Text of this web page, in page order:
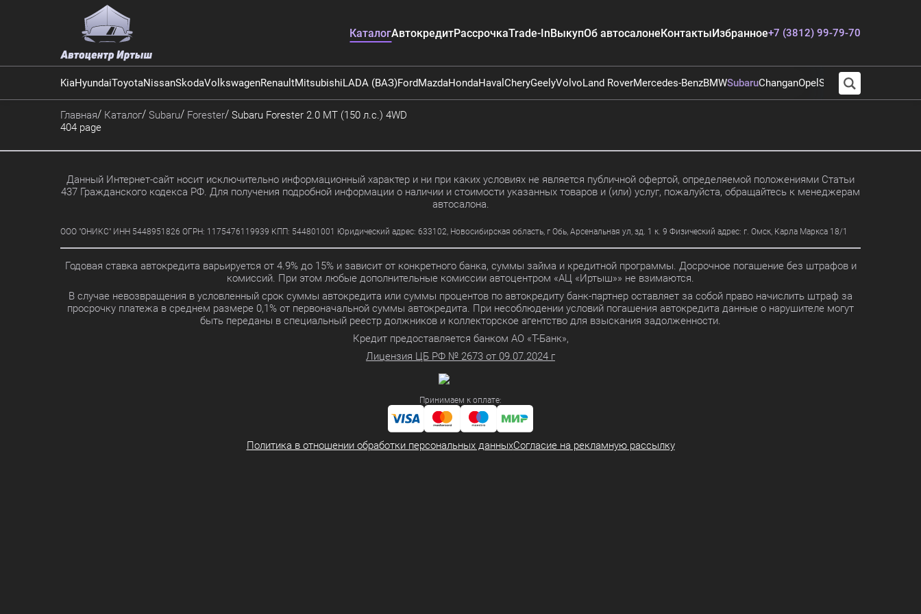
КаталогАвтокредитРассрочкаTrade-InВыкупОб автосалонеКонтактыИзбранное+7 (3812) 99-79-70
KiaHyundaiToyotaNissanSkodaVolkswagenRenaultMitsubishiLADA (ВАЗ)FordMazdaHondaHaval CheryGeelyVolvoLand RoverMercedes-BenzBMWSubaruChanganOpel SuzukiAudi
Главная Каталог Subaru Forester Subaru Forester 2.0 MT (150 л.с.) 4WD
404 page
Данный Интернет-сайт носит исключительно информационный характер и ни при каких условиях не является публичной офертой, определяемой положениями Статьи
437 Гражданского кодекса РФ. Для получения подробной информации о наличии и стоимости указанных товаров и (или) услуг, пожалуйста, обращайтесь к менеджерам
автосалона.
ООО "ОНИКС" ИНН 5448951826 ОГРН: 1175476119939 КПП: 544801001 Юридический адрес: 633102, Новосибирская область, г Обь, Арсенальная ул, зд. 1 к. 9 Физический адрес: г. Омск, Карла Маркса 18/1
Годовая ставка автокредита варьируется от 4.9% до 15% и зависит от конкретного банка, суммы займа и кредитной программы. Досрочное погашение без штрафов и
комиссий. При этом любые дополнительные комиссии автоцентром «АЦ «Иртыш»» не взимаются.
В случае невозвращения в условленный срок суммы автокредита или суммы процентов по автокредиту банк-партнер оставляет за собой право начислить штраф за
просрочку платежа в среднем размере 0,1% от первоначальной суммы автокредита. При несоблюдении условий погашения автокредита данные о нарушителе могут
быть переданы в специальный реестр должников и коллекторское агентство для взыскания задолженности.
Кредит предоставляется банком АО «Т-Банк»,
Лицензия ЦБ РФ № 2673 от 09.07.2024 г
Принимаем к оплате:
Политика в отношении обработки персональных данныхСогласие на рекламную рассылку